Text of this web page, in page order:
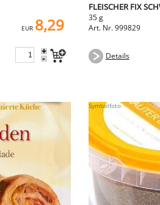
EUR 8,29
+
-
FLEISCHER FIX
35 g
Art. Nr. 999829
Details